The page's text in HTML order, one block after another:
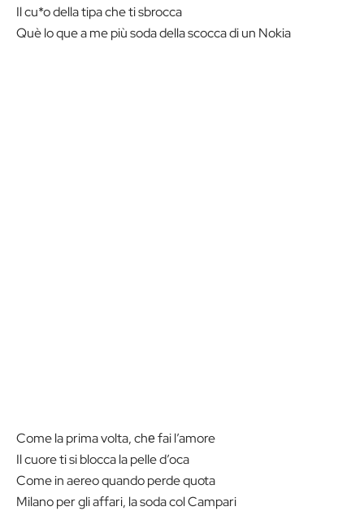
Il cu*o della tipa che ti sbrocca
Què lo que a me più soda della scocca di un Nokia
Come la prima volta, chе fai l’amore
Il cuore ti si blocca la pelle d’oca
Come in aereo quando perde quota
Milano per gli affari, la soda col Campari